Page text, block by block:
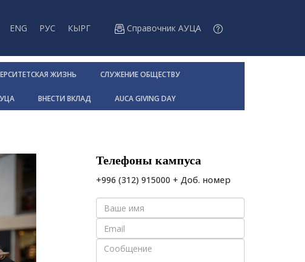
ENG РУС КЫРГ Справочник АУЦА
ЖИЗНЬ СЛУЖЕНИЕ ОБЩЕСТВУ
ВНЕСТИ ВКЛАД AUCA GIVING DAY
Телефоны кампуса
+996 (312) 915000 + Доб. номер